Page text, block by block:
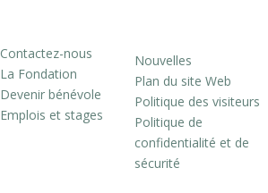
Contactez-nous
La Fondation
Devenir bénévole
Emplois et stages
Nouvelles
Plan du site Web
Politique des visiteurs
Politique de
confidentialité et de
sécurité